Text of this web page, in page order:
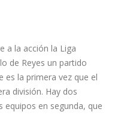
a la acción la Liga
de Reyes un partido
es la primera vez que el
división. Hay dos
en segunda, que